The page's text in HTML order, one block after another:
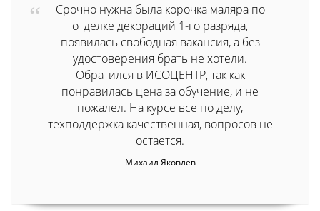
Срочно нужна была корочка маляра по
отделке декораций 1-го разряда,
появилась свободная вакансия, а без
удостоверения брать не хотели.
Обратился в ИСОЦЕНТР, так как
понравилась цена за обучение, и не
пожалел. На курсе все по делу,
техподдержка качественная, вопросов не
остается.
Михаил Яковлев